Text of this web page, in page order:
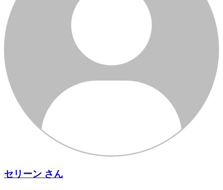
セリーン さん